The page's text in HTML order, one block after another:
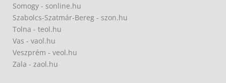
Somogy - sonline.hu
Szabolcs-Szatmár-Bereg - szon.hu
Tolna - teol.hu
Vas - vaol.hu
Veszprém - veol.hu
Zala - zaol.hu